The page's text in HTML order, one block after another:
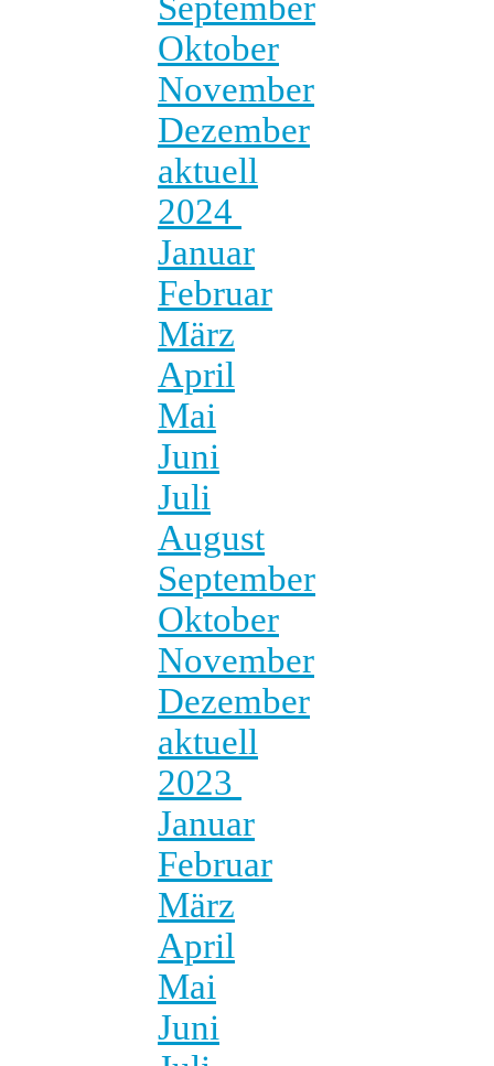
Oktober
November
Dezember
aktuell
2024
Januar
Februar
März
April
Mai
Juni
Juli
August
September
Oktober
November
Dezember
aktuell
2023
Januar
Februar
März
April
Mai
Juni